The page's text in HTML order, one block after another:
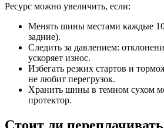
Ресурс можно увеличить, если:
Менять шины местами каждые
задние).
Следить за давлением:
ускоряет износ.
Избегать резких стартов и
не любит перегрузок.
Хранить шины в темном сухом
протектор.
Стоит ли